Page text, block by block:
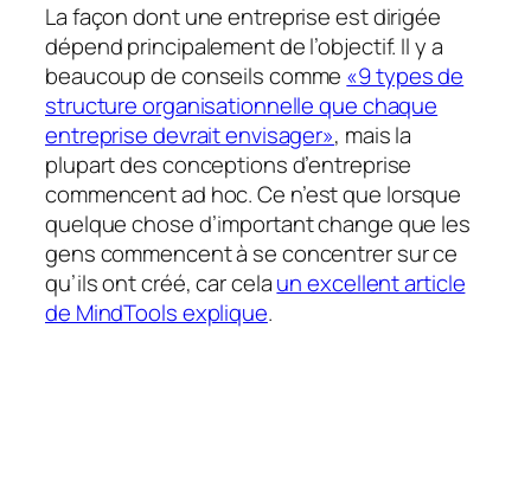
La façon dont une entreprise est dirigée
dépend principalement de l’objectif. Il y a
beaucoup de conseils comme «9 types de
structure organisationnelle que chaque
entreprise devrait envisager», mais la
plupart des conceptions d’entreprise
commencentad hoc.Ce n’est que lorsque
quelque chose d’important change que les
gens commencent à se concentrer sur ce
qu’ils ont créé, car celaun excellent article
de MindTools explique.